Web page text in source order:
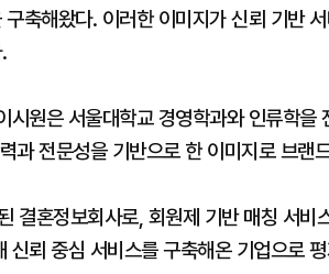
축해왔다. 이러한 이미지가 신뢰 기반
시원은 서울대학교 경영학과와 인류학을
과 전문성을 기반으로 한 이미지로 브랜
결혼정보회사로, 회원제 기반 매칭 서비
신뢰 중심 서비스를 구축해온 기업으로